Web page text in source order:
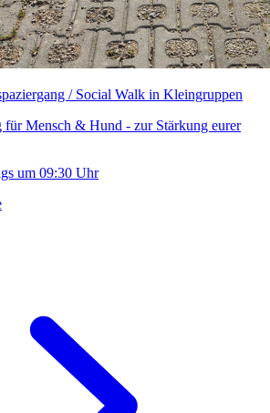
/ Social Walk in Kleingruppen
für Mensch & Hund - zur Stärkung eurer
um 09:30 Uhr